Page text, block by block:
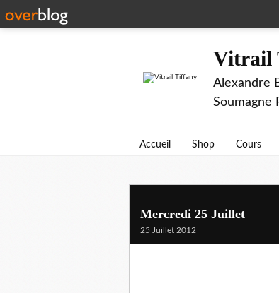
Vitrail
Alexandre
Soumagne
Accueil Shop Cours
Mercredi 25 Juillet
25 Juillet 2012